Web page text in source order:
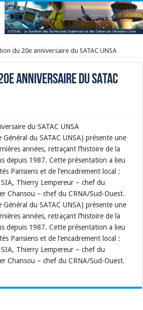
du 20e anniversaire du SATAC UNSA
anniversaire du SATAC
du SATAC UNSA
Général du SATAC UNSA) présente une
années, retraçant l’histoire de la
depuis 1987. Cette présentation a lieu
Parisiens et de l’encadrement local :
Thierry Lempereur – chef du
Chansou – chef du CRNA/Sud-Ouest.
Général du SATAC UNSA) présente une
années, retraçant l’histoire de la
depuis 1987. Cette présentation a lieu
Parisiens et de l’encadrement local :
Thierry Lempereur – chef du
Chansou – chef du CRNA/Sud-Ouest.